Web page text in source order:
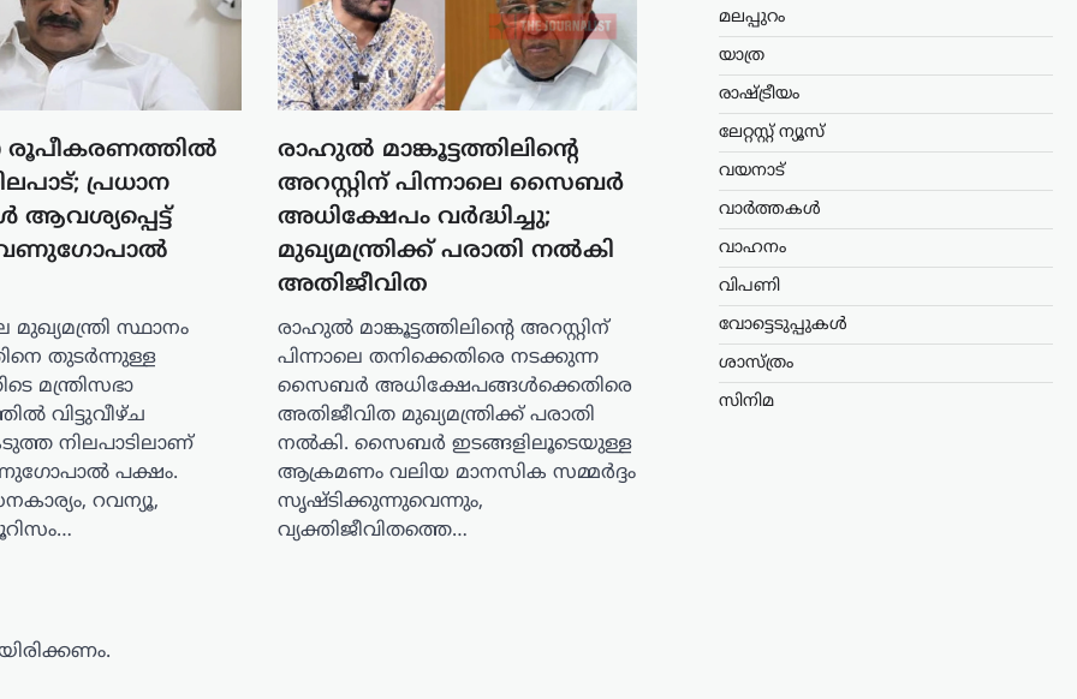
രൂപീകരണത്തിൽ
പ്രധാന
മുഖ്യമന്ത്രി സ്ഥാനം
തുടർന്നുള്ള
മന്ത്രിസഭാ
വിട്ടുവീഴ്ച
നിലപാടിലാണ്
പക്ഷം.
റവന്യൂ,
രാഹുൽ മാങ്കൂട്ടത്തിലിന്റെ
അറസ്റ്റിന് പിന്നാലെ സൈബർ
അധിക്ഷേപം വർദ്ധിച്ചു;
മുഖ്യമന്ത്രിക്ക് പരാതി നൽകി
അതിജീവിത
രാഹുൽ മാങ്കൂട്ടത്തിലിന്റെ അറസ്റ്റിന്
പിന്നാലെ തനിക്കെതിരെ നടക്കുന്ന
സൈബർ അധിക്ഷേപങ്ങൾക്കെതിരെ
അതിജീവിത മുഖ്യമന്ത്രിക്ക് പരാതി
നൽകി. സൈബർ ഇടങ്ങളിലൂടെയുള്ള
ആക്രമണം വലിയ മാനസിക സമ്മർദ്ദം
സൃഷ്ടിക്കുന്നുവെന്നും,
വ്യക്തിജീവിതത്തെ…
മലപ്പുറം
യാത്ര
രാഷ്ട്രീയം
ലേറ്റസ്റ്റ് ന്യൂസ്
വയനാട്
വാർത്തകൾ
വാഹനം
വിപണി
വോട്ടെടുപ്പുകൾ
ശാസ്ത്രം
സിനിമ